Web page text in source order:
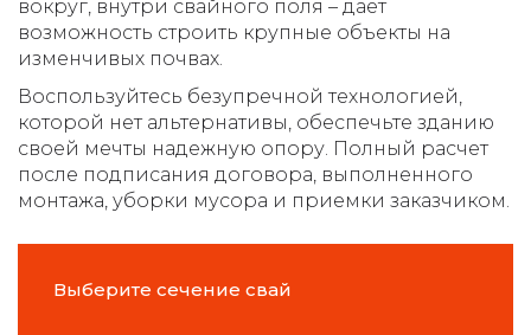
вокруг, внутри свайного поля – дает
возможность строить крупные объекты на
изменчивых почвах.
Воспользуйтесь безупречной технологией,
которой нет альтернативы, обеспечьте зданию
своей мечты надежную опору. Полный расчет
после подписания договора, выполненного
монтажа, уборки мусора и приемки заказчиком.
Выберите сечение свай